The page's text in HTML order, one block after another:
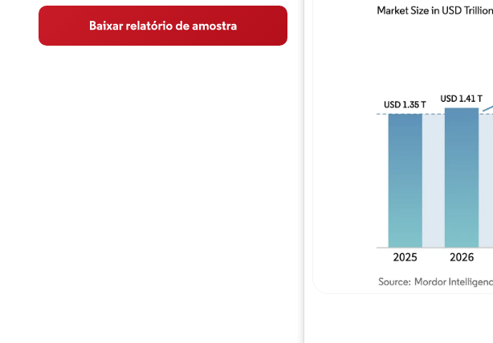
Tendências e insights